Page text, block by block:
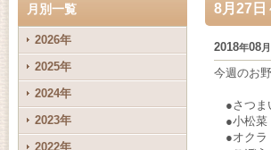
月別一覧
2026年
2025年
2024年
2023年
2022年
8月27日
2018年08月
今週のお野
●さつま
●小松菜
●オクラ